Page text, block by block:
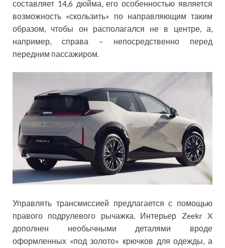
составляет 14,6 дюйма, его особенностью является
возможность «скользить» по направляющим таким
образом, чтобы он располагался не в центре, а,
например, справа – непосредственно перед
передним пассажиром.
Управлять трансмиссией предлагается с помощью
правого подрулевого рычажка. Интерьер Zeekr X
дополнен необычными деталями вроде
оформленных «под золото» крючков для одежды, а